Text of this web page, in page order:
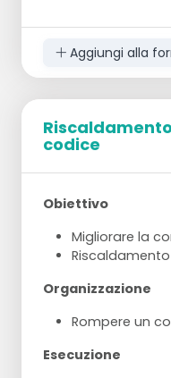
Aggiungi alla
codice
Obiettivo
Migliorare la
Riscaldamento
Organizzazione
Rompere un
Esecuzione